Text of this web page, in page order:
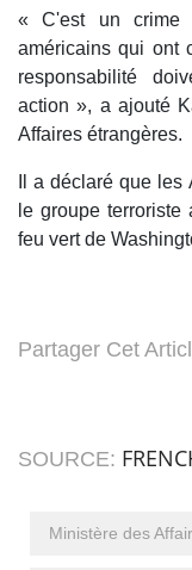
« C'est un crime
américains qui ont
responsabilité
action », a ajouté
Affaires étrangères.
Il a déclaré que
le groupe
feu vert de
Partager Cet
SOURCE:
Ministère des